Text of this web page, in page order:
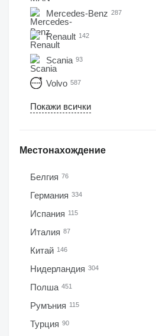
Mercedes-Benz 287
Renault 142
Scania 93
Volvo 587
Покажи всички
Местонахождение
Белгия 76
Германия 334
Испания 115
Италия 87
Китай 146
Нидерландия 304
Полша 451
Румъния 115
Турция 90